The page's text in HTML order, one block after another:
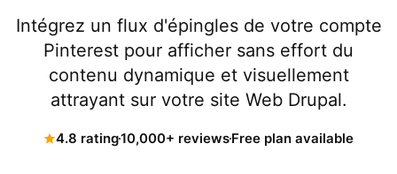
Intégrez un flux d'épingles de votre compte
Pinterest pour afficher sans effort du
contenu dynamique et visuellement
attrayant sur votre site Web Drupal.
4.8 rating10,000+ reviewsFree plan available